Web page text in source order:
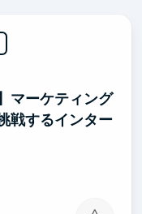
を出した経験」
化が可能。技術
来のキャリア成
マーケティング
戦するインター